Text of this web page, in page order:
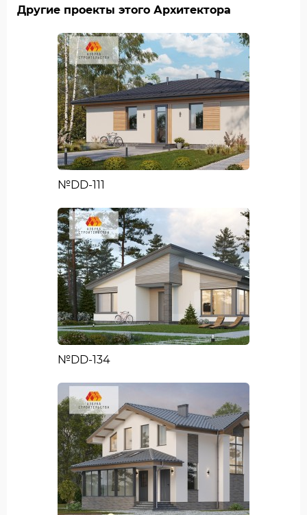
Другие проекты этого Архитектора
№DD-111
№DD-134